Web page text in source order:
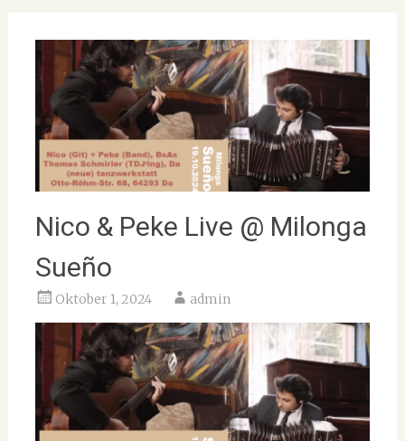
Nico & Peke Live @ Milonga
Sueño
Oktober 1, 2024 admin